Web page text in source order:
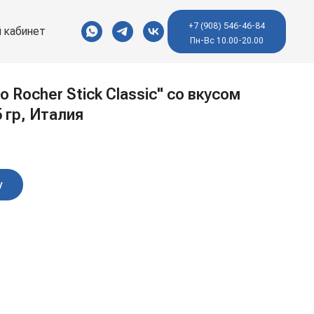
+7 (908) 546-46-84
Пн-Вс 10.00-20.00
Rocher Stick Classic" со вкусом
гр, Италия